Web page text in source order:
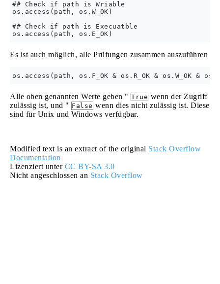
## Check if path is Wriable
os.access(path, os.W_OK)
## Check if path is Execuatble
Es ist auch möglich, alle Prüfungen zusammen auszuführen
Alle oben genannten Werte geben " True wenn der Zugriff
zulässig ist, und " False wenn dies nicht zulässig ist. Diese
sind für Unix und Windows verfügbar.
Modified text is an extract of the original Stack Overflow
Documentation
Lizenziert unter CC BY-SA 3.0
Nicht angeschlossen an Stack Overflow